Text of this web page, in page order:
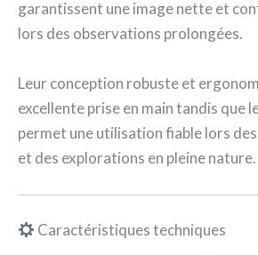
garantissent une image nette et
lors des observations prolongées.
Leur conception robuste et
excellente prise en main tandis que
permet une utilisation fiable lors
et des explorations en pleine nature.
Caractéristiques techniques